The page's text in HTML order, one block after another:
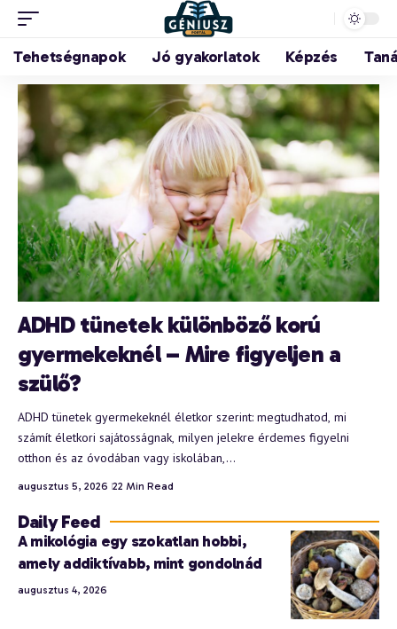
Tehetségnapok Jó gyakorlatok Képzés
ADHD tünetek különböző korú
gyermekeknél – Mire figyeljen a
szülő?
ADHD tünetek gyermekeknél életkor szerint: megtudhatod, mi
számít életkori sajátosságnak, milyen jelekre érdemes figyelni
otthon és az óvodában vagy iskolában,…
augusztus 5, 2026 22 Min Read
Daily Feed
A mikológia egy szokatlan hobbi,
amely addiktívabb, mint gondolnád
augusztus 4, 2026